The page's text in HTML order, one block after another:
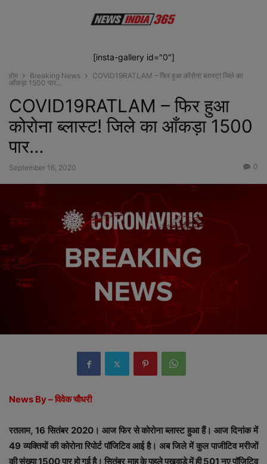
[insta-gallery id="0"]
होम Breaking News
COVID19RATLAM – फिर हुआ कोरोना ब्लास्ट! जिले का
आँकड़ा 1500 पार…
COVID19RATLAM – फिर हुआ
कोरोना ब्लास्ट! जिले का आँकड़ा 1500
पार…
September 16, 2020 0
News By – विवेक चौधरी
रतलाम, 16 सितंबर 2020। आज फिर से कोरोना ब्लास्ट हुआ हैं। आज दिनांक में
49 व्यक्तियों की कोरोना रिपोर्ट पॉजिटिव आई है। अब जिले में कुल पाजीटिव मरीजों
की संख्या 1500 पार हो गई है। सितंबर माह के पहले पखवाड़े में ही 501 नए पॉजिटिव